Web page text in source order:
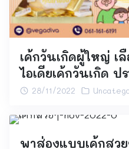
เค้กวันเกิดผู้ใหญ่ เ
ไอเดียเค้กวันเกิด
28/11/2022
พาส่องแบบเค้กสว